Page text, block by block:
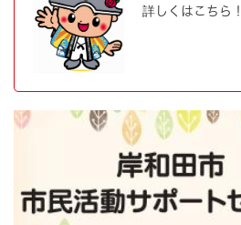
詳しくはこちら！